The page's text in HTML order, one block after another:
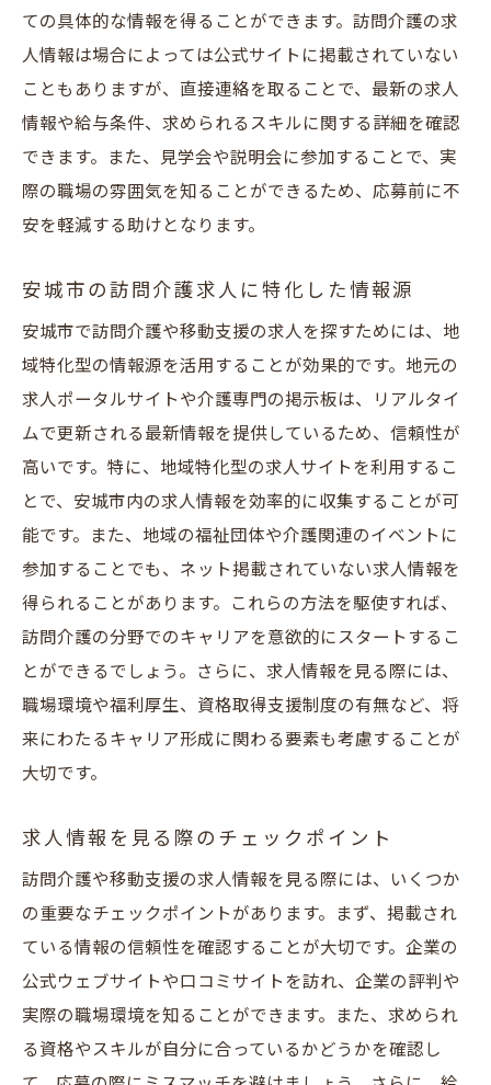
ての具体的な情報を得ることができます。訪問介護の求
人情報は場合によっては公式サイトに掲載されていない
こともありますが、直接連絡を取ることで、最新の求人
情報や給与条件、求められるスキルに関する詳細を確認
できます。また、見学会や説明会に参加することで、実
際の職場の雰囲気を知ることができるため、応募前に不
安を軽減する助けとなります。
安城市の訪問介護求人に特化した情報源
安城市で訪問介護や移動支援の求人を探すためには、地
域特化型の情報源を活用することが効果的です。地元の
求人ポータルサイトや介護専門の掲示板は、リアルタイ
ムで更新される最新情報を提供しているため、信頼性が
高いです。特に、地域特化型の求人サイトを利用するこ
とで、安城市内の求人情報を効率的に収集することが可
能です。また、地域の福祉団体や介護関連のイベントに
参加することでも、ネット掲載されていない求人情報を
得られることがあります。これらの方法を駆使すれば、
訪問介護の分野でのキャリアを意欲的にスタートするこ
とができるでしょう。さらに、求人情報を見る際には、
職場環境や福利厚生、資格取得支援制度の有無など、将
来にわたるキャリア形成に関わる要素も考慮することが
大切です。
求人情報を見る際のチェックポイント
訪問介護や移動支援の求人情報を見る際には、いくつか
の重要なチェックポイントがあります。まず、掲載され
ている情報の信頼性を確認することが大切です。企業の
公式ウェブサイトや口コミサイトを訪れ、企業の評判や
実際の職場環境を知ることができます。また、求められ
る資格やスキルが自分に合っているかどうかを確認し